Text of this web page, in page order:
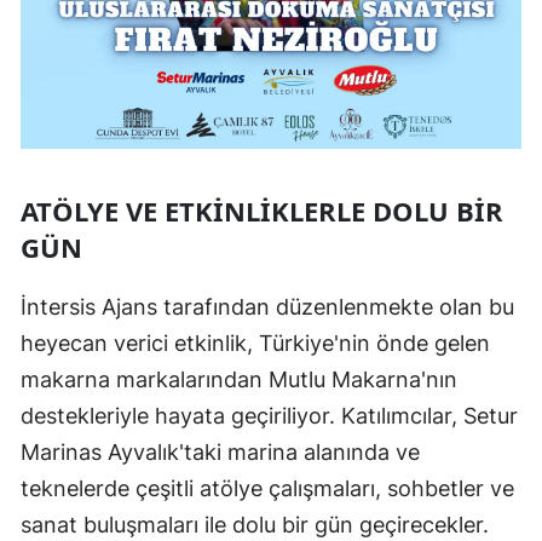
ATÖLYE VE ETKINLIKLERLE DOLU BIR
GÜN
İntersis Ajans tarafından düzenlenmekte olan bu
heyecan verici etkinlik, Türkiye'nin önde gelen
makarna markalarından Mutlu Makarna'nın
destekleriyle hayata geçiriliyor. Katılımcılar, Setur
Marinas Ayvalık'taki marina alanında ve
teknelerde çeşitli atölye çalışmaları, sohbetler ve
sanat buluşmaları ile dolu bir gün geçirecekler.